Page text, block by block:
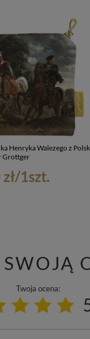
Henryka Walezego z
Grottger
/1szt.
Twoja ocena: